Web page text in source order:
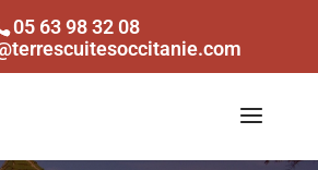
05 63 98 32 08